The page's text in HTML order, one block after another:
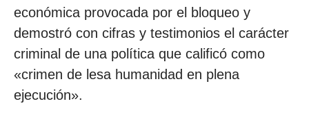
económica provocada por el bloqueo y
demostró con cifras y testimonios el carácter
criminal de una política que calificó como
«crimen de lesa humanidad en plena
ejecución».